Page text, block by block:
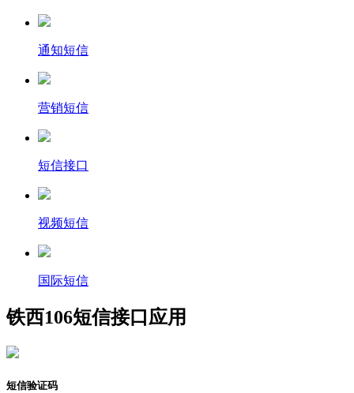
通知短信
营销短信
短信接口
视频短信
国际短信
铁西106短信接口应用
短信验证码